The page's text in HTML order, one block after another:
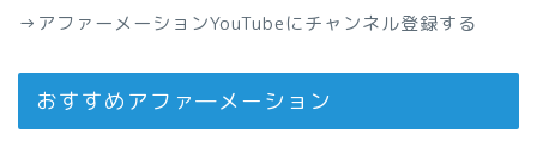
→ アファーメーションYouTubeにチャンネル登録する
おすすめアファ―メーション